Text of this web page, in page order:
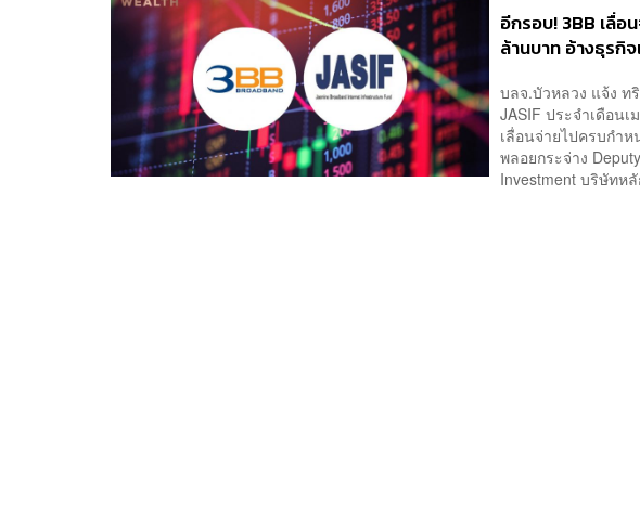
อีกรอบ! 3BB เลื่อ
ล้านบาท อ้างธุรกิ
บลจ.บัวหลวง แจ้ง ท
JASIF ประจำเดือน
เลื่อนจ่ายไปครบกำ
พลอยกระจ่าง
Investment บริษัทห